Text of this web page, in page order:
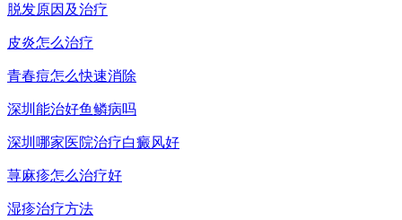
脱发原因及治疗
皮炎怎么治疗
青春痘怎么快速消除
深圳能治好鱼鳞病吗
深圳哪家医院治疗白癜风好
荨麻疹怎么治疗好
湿疹治疗方法